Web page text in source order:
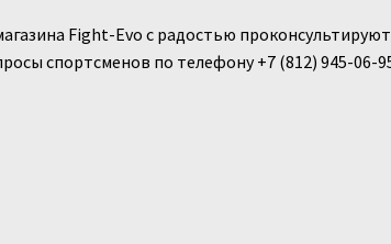
Fight-Evo с радостью
спортсменов по телефону +7 (812) 945-06-